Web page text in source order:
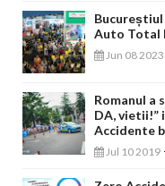
Auto Total
Jun 08 2023
Romanul a
DA, vietii!”
Accidente
Jul 10 2019